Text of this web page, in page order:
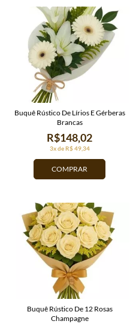
COMPRAR
3x de R$ 49,34
R$148,02
Buquê Rústico De Lírios E Gérberas
Brancas
Buquê Rústico De 12 Rosas
Champagne